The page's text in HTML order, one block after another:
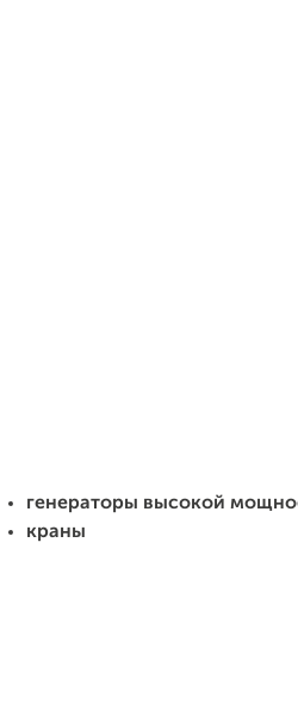
генераторы высокой
краны